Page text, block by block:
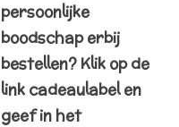
persoonlijke
boodschap erbij
bestellen? Klik op de
link cadeaulabel en
geef in het